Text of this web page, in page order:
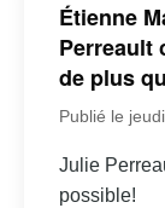
Étienne
Perreault
de plus
Publié le
Julie
possible!